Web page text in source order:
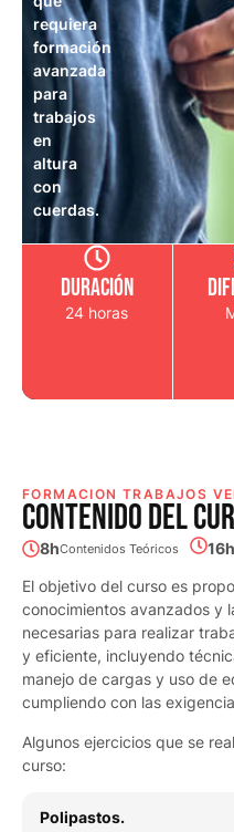
requiera
formación
avanzada
para
trabajos
en
altura
con
cuerdas.
DURACIÓN
24 horas
FORMACION TRABAJOS
CONTENIDO DEL
8hContenidos Teóricos 16h
El objetivo del curso es
conocimientos avanzados y
necesarias para realizar
y eficiente, incluyendo
manejo de cargas y uso de
cumpliendo con las
Algunos ejercicios que se
curso:
Polipastos.